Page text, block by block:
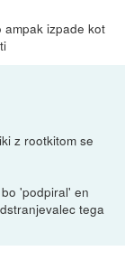
ampak izpade kot
z rootkitom se
'podpiral' en
tega